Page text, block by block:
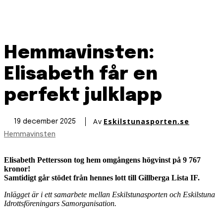
Hemmavinsten:
Elisabeth får en
perfekt julklapp
19 december 2025 Av Eskilstunasporten.se
Hemmavinsten
Elisabeth Pettersson tog hem omgångens högvinst på 9 767
kronor!
Samtidigt går stödet från hennes lott till Gillberga Lista IF.
Inlägget är i ett samarbete mellan Eskilstunasporten och Eskilstuna
Idrottsföreningars Samorganisation.